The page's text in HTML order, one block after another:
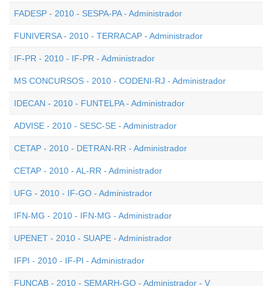
FADESP - 2010 - SESPA-PA - Administrador
FUNIVERSA - 2010 - TERRACAP - Administrador
IF-PR - 2010 - IF-PR - Administrador
MS CONCURSOS - 2010 - CODENI-RJ - Administrador
IDECAN - 2010 - FUNTELPA - Administrador
ADVISE - 2010 - SESC-SE - Administrador
CETAP - 2010 - DETRAN-RR - Administrador
CETAP - 2010 - AL-RR - Administrador
UFG - 2010 - IF-GO - Administrador
IFN-MG - 2010 - IFN-MG - Administrador
UPENET - 2010 - SUAPE - Administrador
IFPI - 2010 - IF-PI - Administrador
FUNCAB - 2010 - SEMARH-GO - Administrador - V